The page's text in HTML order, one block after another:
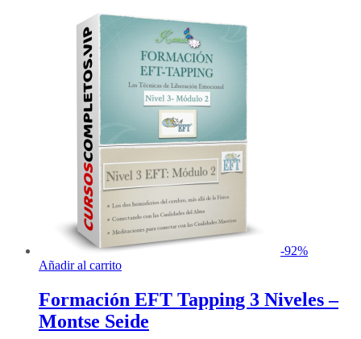
-92%
Añadir al carrito
Formación EFT Tapping 3 Niveles –
Montse Seide